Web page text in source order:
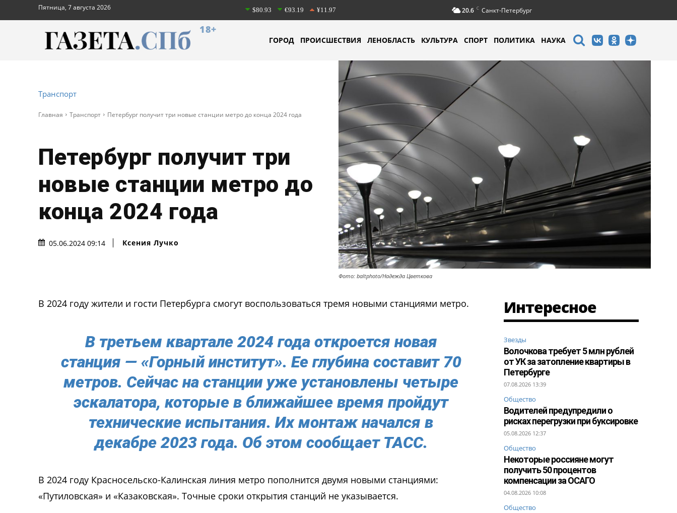
Пятница, 7 августа 2026 $80.93 €93.19 ¥11.97 20.6 C Санкт-Петербург
18+
ГОРОД ПРОИСШЕСТВИЯ ЛЕНОБЛАСТЬ КУЛЬТУРА СПОРТ ПОЛИТИКА НАУКА
Транспорт
Главная Транспорт Петербург получит три новые станции метро до конца 2024 года
Петербург получит три
новые станции метро до
конца 2024 года
05.06.2024 09:14 Ксения Лучко
Фото: baltphoto/Надежда Цветкова
В 2024 году жители и гости Петербурга смогут воспользоваться тремя новыми станциями метро.
В третьем квартале 2024 года откроется новая
станция — «Горный институт». Ее глубина составит 70
метров. Сейчас на станции уже установлены четыре
эскалатора, которые в ближайшее время пройдут
технические испытания. Их монтаж начался в
декабре 2023 года. Об этом сообщает ТАСС.
В 2024 году Красносельско-Калинская линия метро пополнится двумя новыми станциями:
«Путиловская» и «Казаковская». Точные сроки открытия станций не указывается.
Интересное
Звезды
Волочкова требует 5 млн рублей
от УК за затопление квартиры в
Петербурге
07.08.2026 13:39
Общество
Водителей предупредили о
рисках перегрузки при буксировке
05.08.2026 12:37
Общество
Некоторые россияне могут
получить 50 процентов
компенсации за ОСАГО
04.08.2026 10:08
Общество